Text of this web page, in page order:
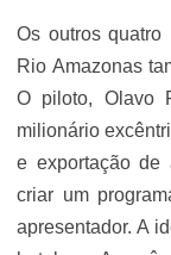
Os outros
Rio Amazonas
O piloto, Olavo
milionário
e exportação de
criar um
apresentador. A